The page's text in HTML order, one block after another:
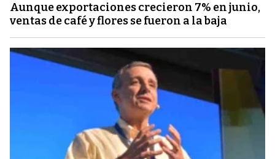
Aunque exportaciones crecieron 7% en junio,
ventas de café y flores se fueron a la baja